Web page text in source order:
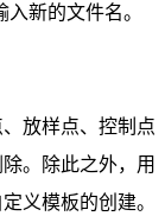
新的文件名。
放样点、控制点
。除此之外，用
义模板的创建。